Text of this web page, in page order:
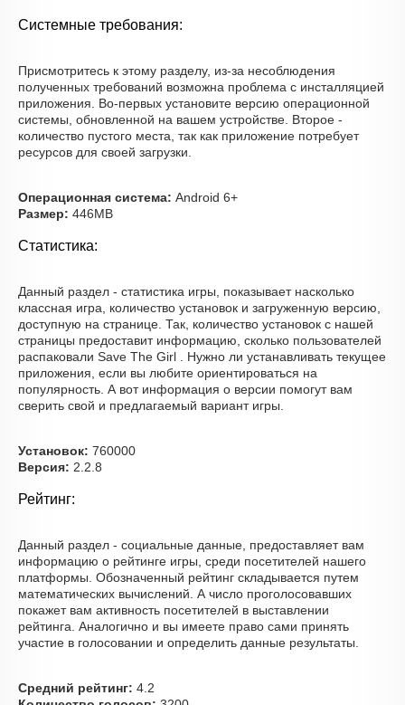
Системные требования:
Присмотритесь к этому разделу, из-за несоблюдения
полученных требований возможна проблема с инсталляцией
приложения. Во-первых установите версию операционной
системы, обновленной на вашем устройстве. Второе -
количество пустого места, так как приложение потребует
ресурсов для своей загрузки.
Операционная система: Android 6+
Размер: 446MB
Статистика:
Данный раздел - статистика игры, показывает насколько
классная игра, количество установок и загруженную версию,
доступную на странице. Так, количество установок с нашей
страницы предоставит информацию, сколько пользователей
распаковали Save The Girl . Нужно ли устанавливать текущее
приложения, если вы любите ориентироваться на
популярность. А вот информация о версии помогут вам
сверить свой и предлагаемый вариант игры.
Установок: 760000
Версия: 2.2.8
Рейтинг:
Данный раздел - социальные данные, предоставляет вам
информацию о рейтинге игры, среди посетителей нашего
платформы. Обозначенный рейтинг складывается путем
математических вычислений. А число проголосовавших
покажет вам активность посетителей в выставлении
рейтинга. Аналогично и вы имеете право сами принять
участие в голосовании и определить данные результаты.
Средний рейтинг: 4.2